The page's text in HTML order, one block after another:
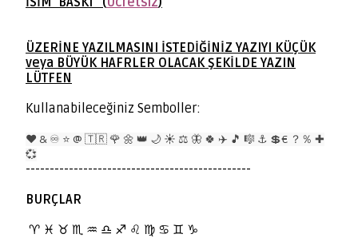
ÜZERİNE YAZILMASINI İSTEDİĞİNİZ YAZIYI KÜÇÜK
veya BÜYÜK HAFRLER OLACAK ŞEKİLDE YAZIN
LÜTFEN
Kullanabileceğiniz Semboller:
❤️ & ♾️ ⭐️ @ 🇹🇷 🌹 🌼 👑 🌙 ☀️ ⚖️ 🦋 🍀 ✈️ 🎵 🎼 ⚓️ 💲€ ？％ ✚
💞
-----------------------------------------------
BURÇLAR
♈️ ♓️ ♉️ ♏️ ♒️ ♎️ ♐️ ♌️ ♍️ ♋️ ♊️ ♑️